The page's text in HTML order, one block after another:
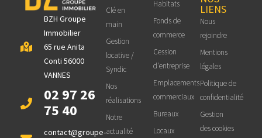
BZH Groupe
Immobilier
65 rue Anita
Conti 56000
VANNES
02 97 26
75 40
contact@groupe-
Clé en
main
Gestion
locative /
Syndic
Nos
réalisations
Notre
actualité
Habitats
Fonds de
commerce
Cession
d'entreprise
Emplacements
commerciaux
Bureaux
Locaux
LIENS
Nous
rejoindre
Mentions
légales
Politique de
confidentialité
Gestion
des cookies